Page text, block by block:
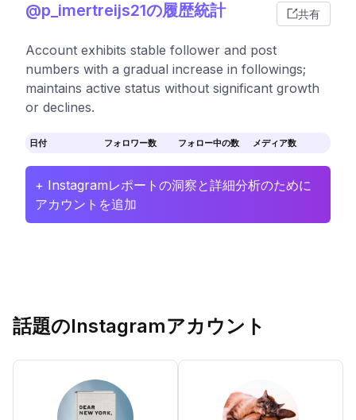
@p_imertreijs21の履歴統計 共有
Account exhibits stable follower and post
numbers with a gradual increase in followings;
maintains active status without significant growth
or declines.
日付 フォロワー数 フォロー中の数 メディア数
+ Instagramレポートの洞察と詳細分析のために
アカウントを追加
話題のInstagramアカウント